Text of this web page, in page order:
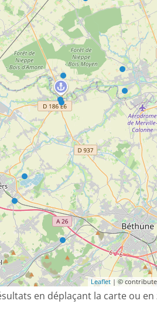
Leaflet | ©
en déplaçant la carte ou